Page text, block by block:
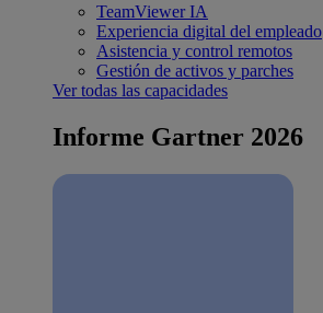
TeamViewer IA
Experiencia digital del empleado
Asistencia y control remotos
Gestión de activos y parches
Ver todas las capacidades
Informe Gartner 2026